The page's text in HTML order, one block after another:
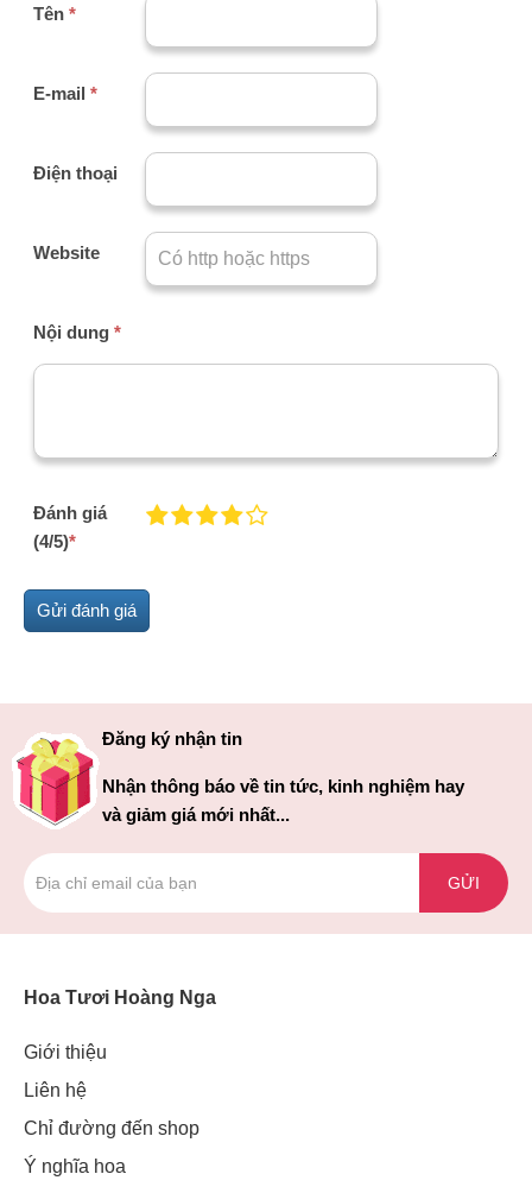
Tên *
E-mail *
Điện thoại
Website
Nội dung *
Đánh giá
(4/5)*
Đăng ký nhận tin
Nhận thông báo về tin tức, kinh nghiệm hay
và giảm giá mới nhất...
GỬI
Hoa Tươi Hoàng Nga
Giới thiệu
Liên hệ
Chỉ đường đến shop
Ý nghĩa hoa